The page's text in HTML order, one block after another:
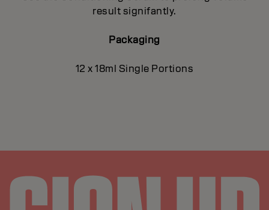
result signifantly.
Packaging
12 x 18ml Single Portions